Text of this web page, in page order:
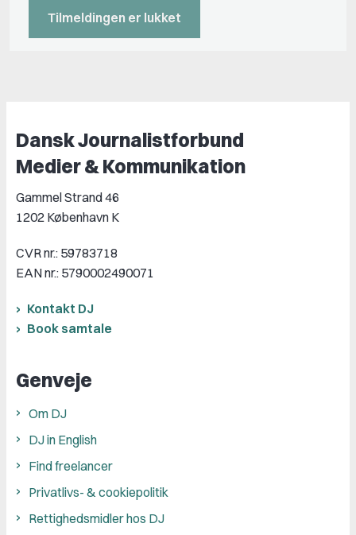
Tilmeldingen er lukket
Dansk Journalistforbund
Medier & Kommunikation
Gammel Strand 46
1202 København K
CVR nr.: 59783718
EAN nr.: 5790002490071
Kontakt DJ
Book samtale
Genveje
Om DJ
DJ in English
Find freelancer
Privatlivs- & cookiepolitik
Rettighedsmidler hos DJ